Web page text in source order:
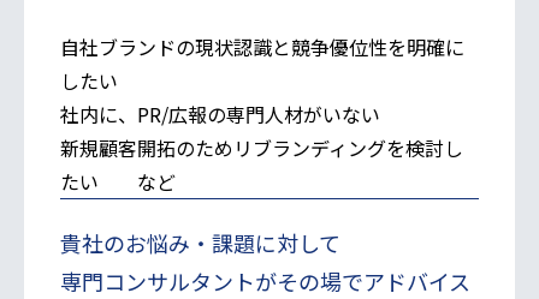
自社ブランドの現状認識と競争優位性を明確に
したい
社内に、PR/広報の専門人材がいない
新規顧客開拓のためリブランディングを検討し
たい など
貴社のお悩み・課題に対して
専門コンサルタントがその場でアドバイス